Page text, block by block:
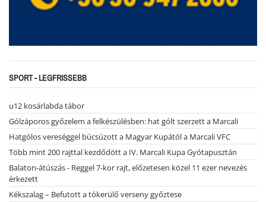
SPORT - LEGFRISSEBB
u12 kosárlabda tábor
Gólzáporos győzelem a felkészülésben: hat gólt szerzett a Marcali
Hatgólos vereséggel búcsúzott a Magyar Kupától a Marcali VFC
Több mint 200 rajttal kezdődött a IV. Marcali Kupa Gyótapusztán
Balaton-átúszás - Reggel 7-kor rajt, előzetesen közel 11 ezer nevezés
érkezett
Kékszalag – Befutott a tókerülő verseny győztese